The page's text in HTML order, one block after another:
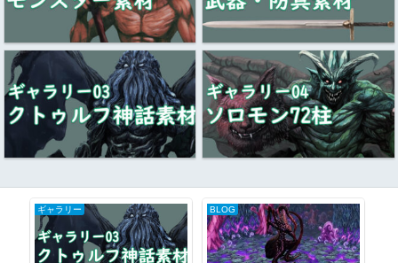
ギャラリー BLOG